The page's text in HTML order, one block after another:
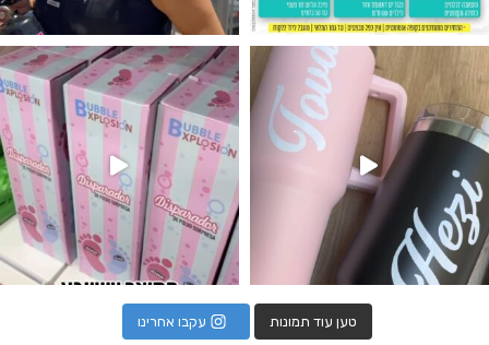
מטף לגילוי מין העובר חזר למלא
טען עוד תמונות עקבו אחרינו